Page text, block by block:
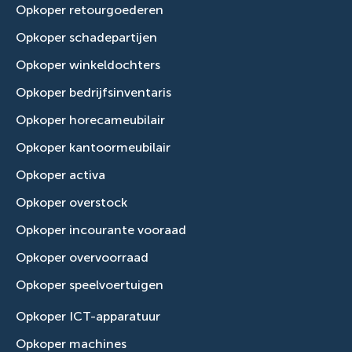
Opkoper retourgoederen
Opkoper schadepartijen
Opkoper winkeldochters
Opkoper bedrijfsinventaris
Opkoper horecameubilair
Opkoper kantoormeubilair
Opkoper activa
Opkoper overstock
Opkoper incourante vooraad
Opkoper overvoorraad
Opkoper speelvoertuigen
Opkoper ICT-apparatuur
Opkoper machines